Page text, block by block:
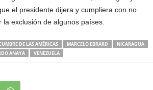
el presidente dijera y cumpliera con no
exclusión de algunos países.
DE LAS AMÉRICAS MARCELO EBRARD
NICARAGUA
ANAYA VENEZUELA